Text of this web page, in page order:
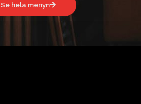
Se hela menyn